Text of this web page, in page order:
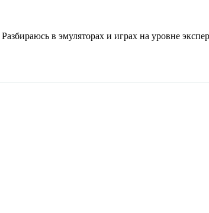
в эмуляторах и играх на уровне